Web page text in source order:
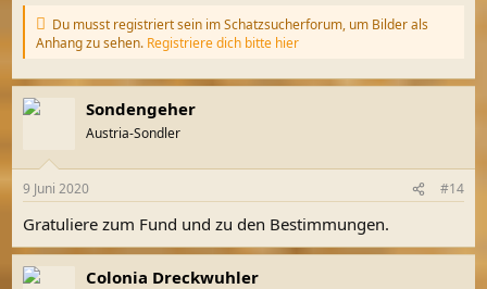
Du musst registriert sein im Schatzsucherforum, um Bilder als
Anhang zu sehen. Registriere dich bitte hier
Sondengeher
Austria-Sondler
9 Juni 2020 #14
Gratuliere zum Fund und zu den Bestimmungen.
Colonia Dreckwuhler